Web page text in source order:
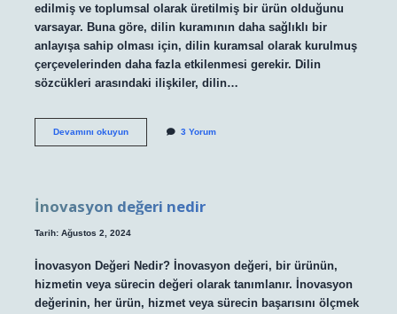
edilmiş ve toplumsal olarak üretilmiş bir ürün olduğunu
varsayar. Buna göre, dilin kuramının daha sağlıklı bir
anlayışa sahip olması için, dilin kuramsal olarak kurulmuş
çerçevelerinden daha fazla etkilenmesi gerekir. Dilin
sözcükleri arasındaki ilişkiler, dilin…
Devamını okuyunFerdinand
de
3 Yorum
İnovasyon değeri nedir
Tarih: Ağustos 2, 2024
İnovasyon Değeri Nedir? İnovasyon değeri, bir ürünün,
hizmetin veya sürecin değeri olarak tanımlanır. İnovasyon
değerinin, her ürün, hizmet veya sürecin başarısını ölçmek